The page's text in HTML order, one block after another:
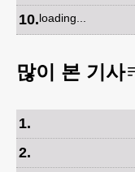
10.loading...
많이 본 기사
1.
2.